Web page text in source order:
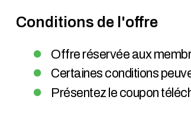
Conditions de l'offre
Offre réservée aux
Certaines conditions
Présentez le coupon